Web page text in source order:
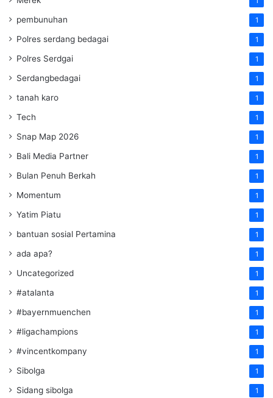
pembunuhan 1
Polres serdang bedagai 1
Polres Serdgai 1
Serdangbedagai 1
tanah karo 1
Tech 1
Snap Map 2026 1
Bali Media Partner 1
Bulan Penuh Berkah 1
Momentum 1
Yatim Piatu 1
bantuan sosial Pertamina 1
ada apa? 1
Uncategorized 1
#atalanta 1
#bayernmuenchen 1
#ligachampions 1
#vincentkompany 1
Sibolga 1
Sidang sibolga 1